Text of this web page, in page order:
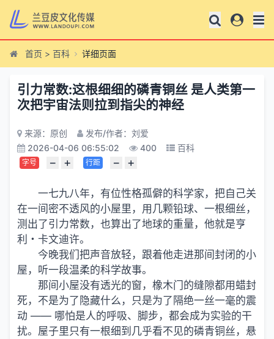
首页 > 百科 详细页面
引力常数:这根细细的磷青铜丝 是人类第一
次把宇宙法则拉到指尖的神经
来源：原创
发布/作者：刘爱
2026-04-06 06:55:02
400 百科
字号 − + 行距 − +
一七九八年，有位性格孤僻的科学家，把自己关
在一间密不透风的小屋里，用几颗铅球、一根细丝，
测出了引力常数，也算出了地球的重量，他就是亨
利・卡文迪许。
今晚我们把声音放轻，跟着他走进那间封闭的小
屋，听一段温柔的科学故事。
那间小屋没有透光的窗，橡木门的缝隙都用蜡封
死，不是为了隐藏什么，只是为了隔绝一丝一毫的震
动 —— 哪怕是人的呼吸、脚步，都会成为实验的干
扰。屋子里只有一根细到几乎看不见的磷青铜丝，悬